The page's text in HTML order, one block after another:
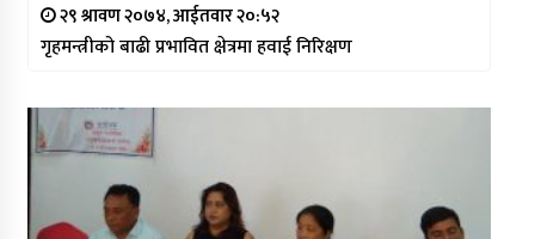
२९ श्रावण २०७४, आईतवार २०:५२
गृहमन्त्रीको बाढी प्रभावित क्षेत्रमा हवाई निरिक्षण